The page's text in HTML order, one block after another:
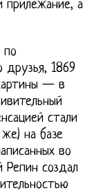
прилежание, а
по
друзья, 1869
— в
стали
на базе
во
Репин создал